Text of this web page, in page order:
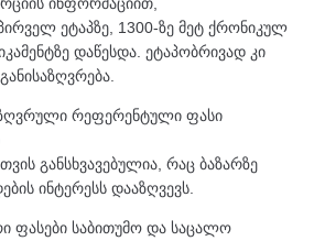
ეტაპზე, 1300-ზე მეტ ქრონიკულ
დაწესდა. ეტაპობრივად კი
რეფერენტული ფასი
განსხვავებულია, რაც ბაზარზე
ინტერესს დააზღვევს.
ფასები საბითუმო და საცალო